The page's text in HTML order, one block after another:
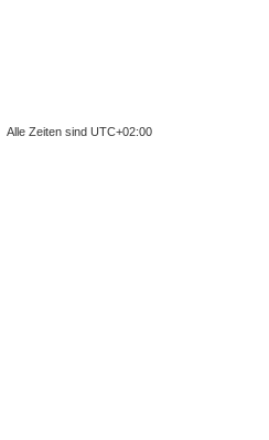
Alle Zeiten sind UTC+02:00